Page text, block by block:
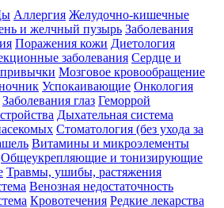
Аллергия Желудочно-кишечные
и желчный пузырь Заболевания
Поражения кожи Диетология
заболевания Сердце и
Мозговое кровообращение
Успокаивающие Онкология
Заболевания глаз Геморрой
Дыхательная система
Стоматология (без ухода за
Витамины и микроэлементы
Общеукрепляющие и тонизирующие
Травмы, ушибы, растяжения
Венозная недостаточность
Кровотечения Редкие лекарства